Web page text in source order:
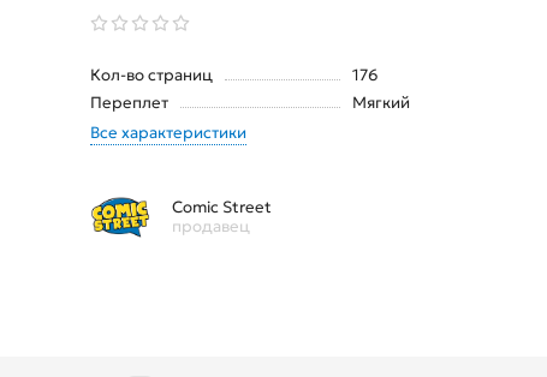
Кол-во страниц
176
Переплет
Мягкий
Все характеристики
Comic Street
продавец